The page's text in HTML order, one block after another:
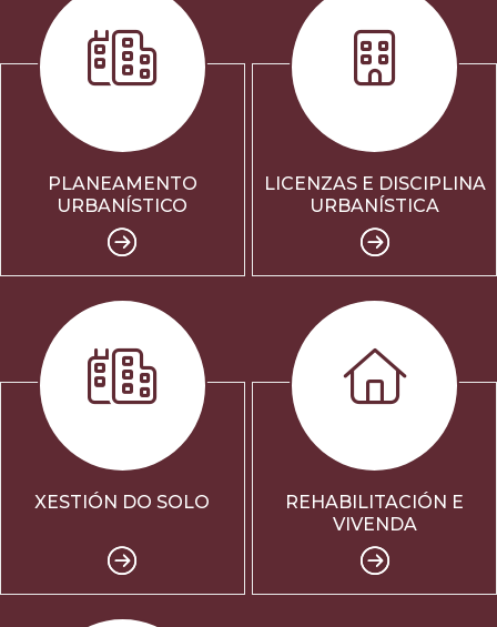
PLANEAMENTO
URBANÍSTICO
LICENZAS E DISCIPLINA
URBANÍSTICA
XESTIÓN DO SOLO
REHABILITACIÓN E
VIVENDA